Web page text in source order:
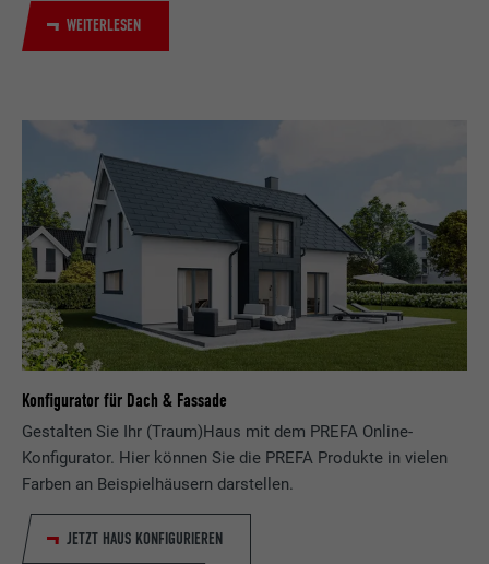
WEITERLESEN
Konfigurator für Dach & Fassade
Gestalten Sie Ihr (Traum)Haus mit dem PREFA Online-
Konfigurator. Hier können Sie die PREFA Produkte in vielen
Farben an Beispielhäusern darstellen.
JETZT HAUS KONFIGURIEREN